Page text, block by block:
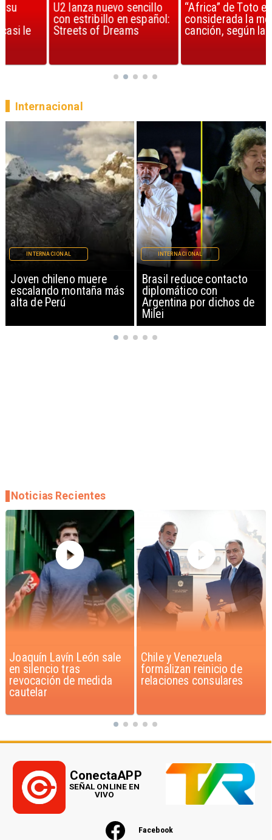
U2 lanza nuevo sencillo
con estribillo en español:
Streets of Dreams
“Africa” de Toto es
considerada la mejor
canción, según la ciencia
Brasil reduce contacto
diplomático con
Argentina por dichos de
INTERNACIONAL
China restringe
exportación de drones a
EEUU y sanciona
empresas
INTERNACIONAL
Internacional
Chile y Venezuela
formalizan reinicio de
relaciones consulares
Feriantes rechazan
dichos de Camila Flores
sobre Fabiola Campillai
Noticias Recientes
Facebook
ConectaAPP
SEÑAL ONLINE EN
VIVO